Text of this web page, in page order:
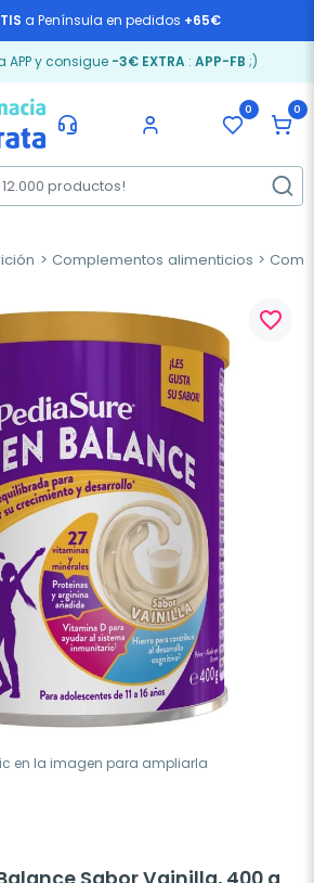
a Península en pedidos +65€
APP y consigue -3€ EXTRA: APP-FB ;)
0 0
Complementos alimenticios
en la imagen para ampliarla
favorite_border